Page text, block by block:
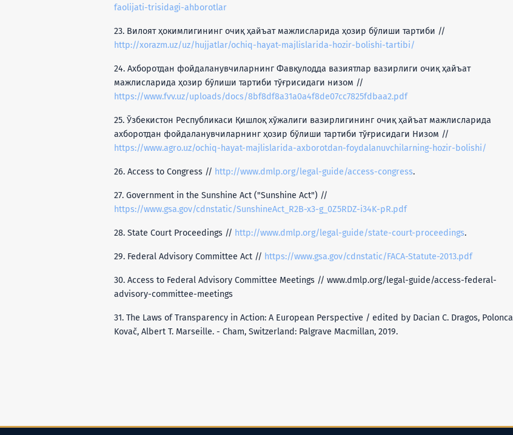
faolijati-trisidagi-ahborotlar
23. Вилоят ҳокимлигининг очиқ ҳайъат мажлисларида ҳозир бўлиши тартиби //
http://xorazm.uz/uz/hujjatlar/ochiq-hayat-majlislarida-hozir-bolishi-tartibi/
24. Ахборотдан фойдаланувчиларнинг Фавқулодда вазиятлар вазирлиги очиқ ҳайъат
мажлисларида ҳозир бўлиши тартиби тўғрисидаги низом //
https://www.fvv.uz/uploads/docs/8bf8df8a31a0a4f8de07cc7825fdbaa2.pdf
25. Ўзбекистон Республикаси Қишлоқ хўжалиги вазирлигининг очиқ ҳайъат мажлисларида
ахборотдан фойдаланувчиларнинг ҳозир бўлиши тартиби тўғрисидаги Низом //
https://www.agro.uz/ochiq-hayat-majlislarida-axborotdan-foydalanuvchilarning-hozir-bolishi/
26. Access to Congress // http://www.dmlp.org/legal-guide/access-congress.
27. Government in the Sunshine Act ("Sunshine Act") //
https://www.gsa.gov/cdnstatic/SunshineAct_R2B-x3-g_0Z5RDZ-i34K-pR.pdf
28. State Court Proceedings // http://www.dmlp.org/legal-guide/state-court-proceedings.
29. Federal Advisory Committee Act // https://www.gsa.gov/cdnstatic/FACA-Statute-2013.pdf
30. Access to Federal Advisory Committee Meetings // www.dmlp.org/legal-guide/access-federal-
advisory-committee-meetings
31. The Laws of Transparency in Action: A European Perspective / edited by Dacian C. Dragos, Polonca
Kovač, Albert T. Marseille. - Cham, Switzerland: Palgrave Macmillan, 2019.